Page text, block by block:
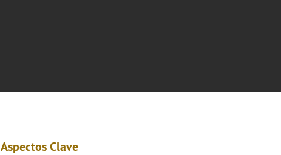
Aspectos Clave